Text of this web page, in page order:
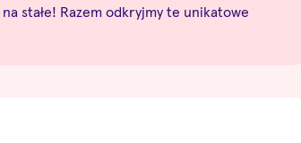
stałe! Razem odkryjmy te unikatowe